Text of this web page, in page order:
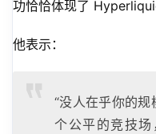
功恰恰体现了
他表示：
“没人在乎你的
个公平的竞技